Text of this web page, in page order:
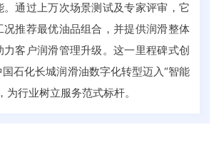
。通过上万次场景测试及专家评审，它
况推荐最优油品组合，并提供润滑整体
力客户润滑管理升级。这一里程碑式创
石化长城润滑油数字化转型迈入“智能
为行业树立服务范式标杆。